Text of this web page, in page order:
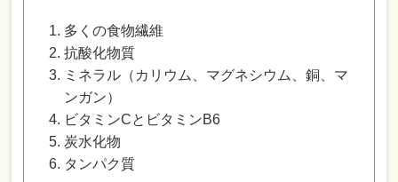
多くの食物繊維
抗酸化物質
ミネラル（カリウム、マグネシウム、銅、マ
ンガン）
ビタミンCとビタミンB6
炭水化物
タンパク質